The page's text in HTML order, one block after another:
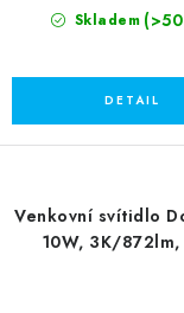
Skladem
Venkovní svítidlo
10W, 3K/872lm,